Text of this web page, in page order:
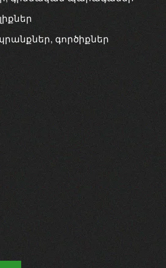
գործիքներ